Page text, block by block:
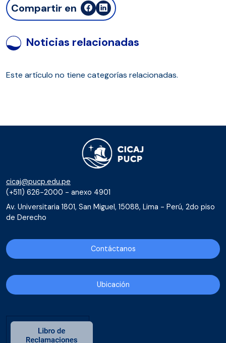
Compartir en
Noticias relacionadas
Este artículo no tiene categorías relacionadas.
cicaj@pucp.edu.pe
(+511) 626-2000 - anexo 4901
Av. Universitaria 1801, San Miguel, 15088, Lima - Perú, 2do piso
de Derecho
Contáctanos
Ubicación